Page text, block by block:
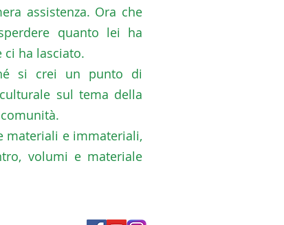
assistenza. Ora che
quanto lei ha
ci ha lasciato.
si crei un punto di
sul tema della
materiali e immateriali,
volumi e materiale